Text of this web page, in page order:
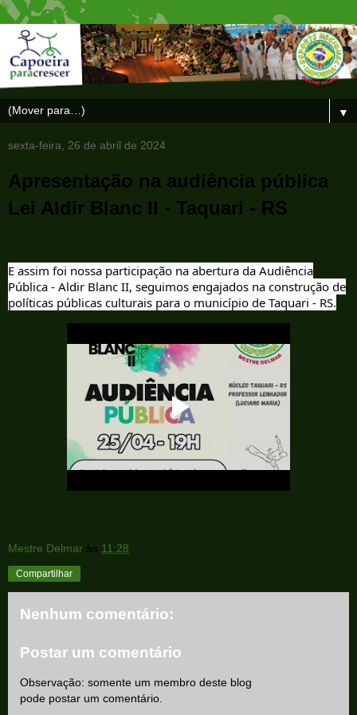
▼
sexta-feira, 26 de abril de 2024
Apresentação na audiência pública
Lei Aldir Blanc II - Taquari - RS
E assim foi nossa participação na abertura da Audiência
Pública - Aldir Blanc II, seguimos engajados na construção de
políticas públicas culturais para o município de Taquari - RS.
Mestre Delmar às 11:28
Compartilhar
Nenhum comentário:
Postar um comentário
Observação: somente um membro deste blog
pode postar um comentário.